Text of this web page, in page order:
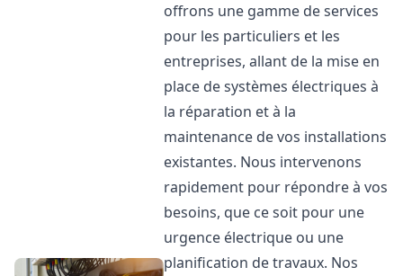
offrons une gamme de services
pour les particuliers et les
entreprises, allant de la mise en
place de systèmes électriques à
la réparation et à la
maintenance de vos installations
existantes. Nous intervenons
rapidement pour répondre à vos
besoins, que ce soit pour une
urgence électrique ou une
planification de travaux. Nos